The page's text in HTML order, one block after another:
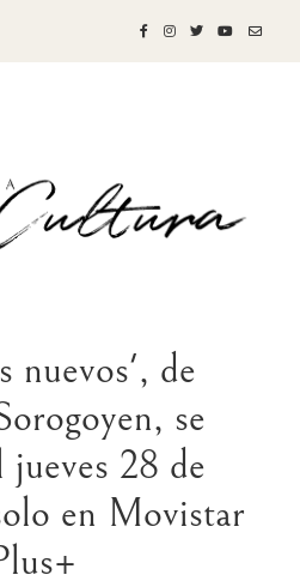
nuevos', de
se
jueves 28 de
en Movistar